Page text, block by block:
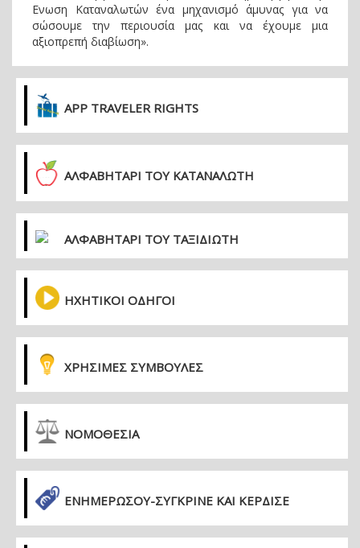
Ενωση Καταναλωτών ένα μηχανισμό άμυνας για να
σώσουμε την περιουσία μας και να έχουμε μια
αξιοπρεπή διαβίωση».
APP TRAVELER RIGHTS
ΑΛΦΑΒΗΤΑΡΙ ΤΟΥ ΚΑΤΑΝΑΛΩΤΗ
ΑΛΦΑΒΗΤΑΡΙ ΤΟΥ ΤΑΞΙΔΙΩΤΗ
ΗΧΗΤΙΚΟΙ ΟΔΗΓΟΙ
ΧΡΗΣΙΜΕΣ ΣΥΜΒΟΥΛΕΣ
ΝΟΜΟΘΕΣΙΑ
ΕΝΗΜΕΡΏΣΟΥ-ΣΎΓΚΡΙΝΕ ΚΑΙ ΚΈΡΔΙΣΕ